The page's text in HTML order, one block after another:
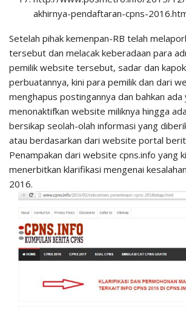
akhirnya-pendaftaran-cpns-
Setelah pihak kemenpan-RB telah
tersebut dan melacak keberadaan para
pemilik website tersebut, sadar dan
perbuatannya, kini para pemilik dan dari
menghapus postingannya dan bahkan ada
menonaktifkan website miliknya hingga
bersikap seolah-olah informasi yang
atau berdasarkan dari website portal
Penampakan dari website cpns.info yang
menerbitkan klarifikasi mengenai
2016.